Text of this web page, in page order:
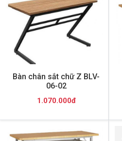
Bàn chân sắt chữ Z BLV-
06-02
1.070.000đ